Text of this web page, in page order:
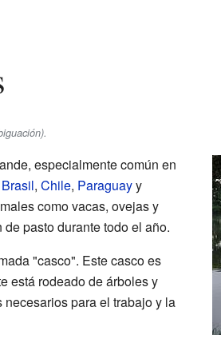
especialmente común en
Brasil, Chile, Paraguayy
como vacas, ovejas y
pasto durante todo el año.
"casco". Este casco es
está rodeado de árboles y
para el trabajo y la